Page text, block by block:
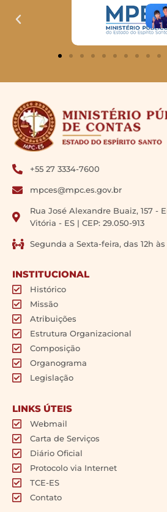
+55 27 3334-7600
mpces@mpc.es.gov.br
Rua José Alexandre Buaiz, 157 -
Vitória - ES | CEP: 29.050-913
Segunda a Sexta-feira, das 12h às
INSTITUCIONAL
Histórico
Missão
Atribuições
Estrutura Organizacional
Composição
Organograma
Legislação
LINKS ÚTEIS
Webmail
Carta de Serviços
Diário Oficial
Protocolo via Internet
TCE-ES
Contato